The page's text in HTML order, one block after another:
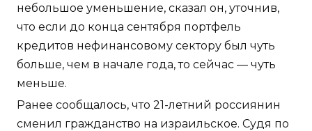
небольшое уменьшение, сказал он, уточнив,
что если до конца сентября портфель
кредитов нефинансовому сектору был чуть
больше, чем в начале года, то сейчас — чуть
меньше.
Ранее сообщалось, что 21-летний россиянин
сменил гражданство на израильское. Судя по